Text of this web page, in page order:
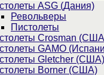
ASG (Дания)
Револьверы
Пистолеты
Crosman
GAMO
Gletcher
Borner (США)